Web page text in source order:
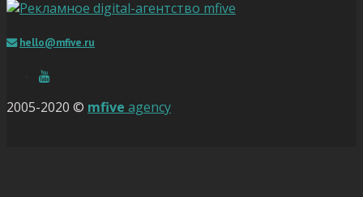
hello@mfive.ru
2005-2020 © mfive agency